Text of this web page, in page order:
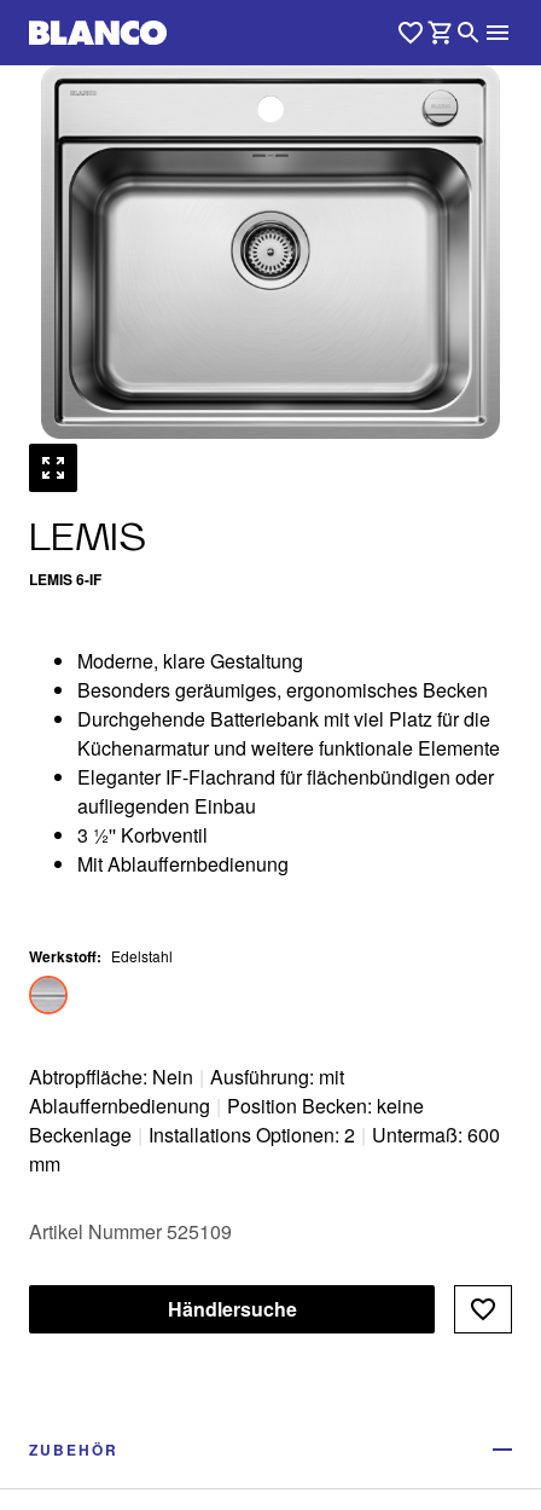
LEMIS
LEMIS 6-IF
1 /0
Moderne, klare Gestaltung
Besonders geräumiges, ergonomisches Becken
Durchgehende Batteriebank mit viel Platz für die
Küchenarmatur und weitere funktionale Elemente
Eleganter IF-Flachrand für flächenbündigen oder
aufliegenden Einbau
3 ½'' Korbventil
Mit Ablauffernbedienung
Werkstoff: Edelstahl
Abtropffläche: Nein | Ausführung: mit
Ablauffernbedienung | Position Becken: keine
Beckenlage | Installations Optionen: 2 | Untermaß: 600
mm
Artikel Nummer 525109
Händlersuche
ZUBEHÖR